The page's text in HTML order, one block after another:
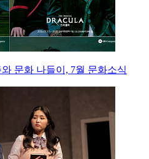
문화 나들이, 7월 문화소식